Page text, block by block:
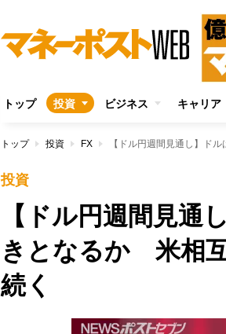
トップ 投資 ビジネス キャリア
トップ 投資 FX 【ドル円週間見通し】ド
投資
【ドル円週間見通
きとなるか 米相
続く